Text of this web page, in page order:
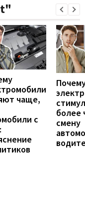
чаще,
с
более
смену